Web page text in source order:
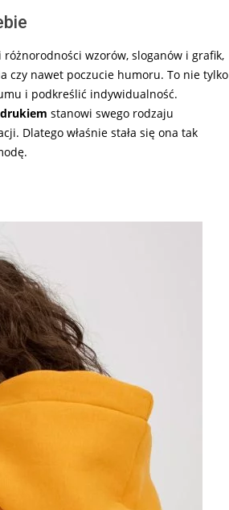
wzorów, sloganów i grafik,
czy nawet poczucie humoru. To nie tylko
i podkreślić indywidualność.
stanowi swego rodzaju
Dlatego właśnie stała się ona tak